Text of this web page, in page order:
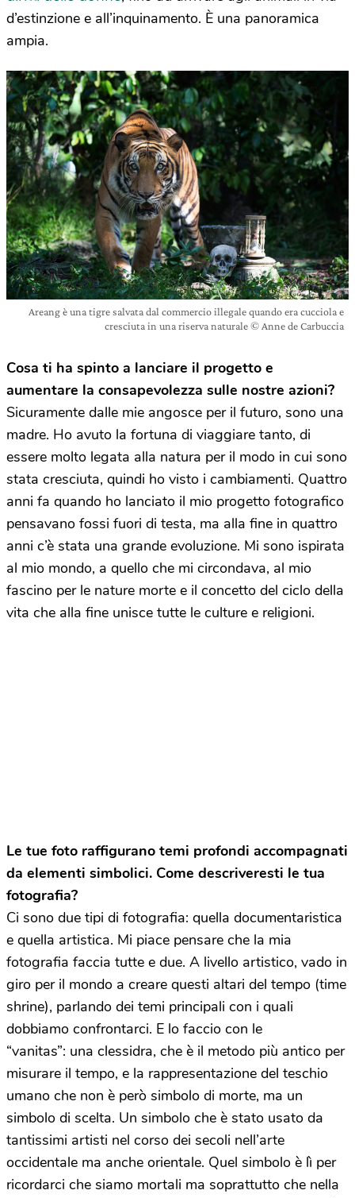
d’estinzione e all’inquinamento. È una panoramica
ampia.
Areang è una tigre salvata dal commercio illegale quando era cucciola e
cresciuta in una riserva naturale © Anne de Carbuccia
Cosa ti ha spinto a lanciare il progetto e
aumentare la consapevolezza sulle nostre azioni?
Sicuramente dalle mie angosce per il futuro, sono una
madre. Ho avuto la fortuna di viaggiare tanto, di
essere molto legata alla natura per il modo in cui sono
stata cresciuta, quindi ho visto i cambiamenti. Quattro
anni fa quando ho lanciato il mio progetto fotografico
pensavano fossi fuori di testa, ma alla fine in quattro
anni c’è stata una grande evoluzione. Mi sono ispirata
al mio mondo, a quello che mi circondava, al mio
fascino per le nature morte e il concetto del ciclo della
vita che alla fine unisce tutte le culture e religioni.
Le tue foto raffigurano temi profondi accompagnati
da elementi simbolici. Come descriveresti le tua
fotografia?
Ci sono due tipi di fotografia: quella documentaristica
e quella artistica. Mi piace pensare che la mia
fotografia faccia tutte e due. A livello artistico, vado in
giro per il mondo a creare questi altari del tempo (time
shrine), parlando dei temi principali con i quali
dobbiamo confrontarci. E lo faccio con le
“vanitas”: una clessidra, che è il metodo più antico per
misurare il tempo, e la rappresentazione del teschio
umano che non è però simbolo di morte, ma un
simbolo di scelta. Un simbolo che è stato usato da
tantissimi artisti nel corso dei secoli nell’arte
occidentale ma anche orientale. Quel simbolo è lì per
ricordarci che siamo mortali ma soprattutto che nella